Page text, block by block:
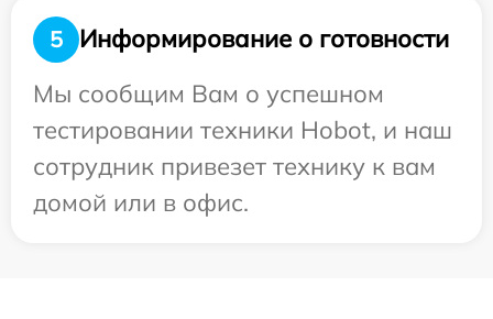
5
Информирование о готовности
Мы сообщим Вам о успешном
тестировании техники Hobot, и наш
сотрудник привезет технику к вам
домой или в офис.